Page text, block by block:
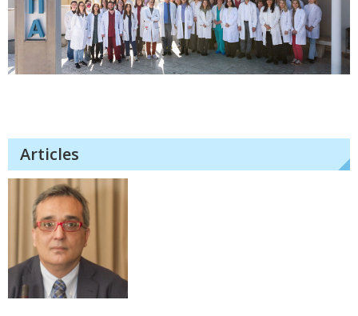
Articles